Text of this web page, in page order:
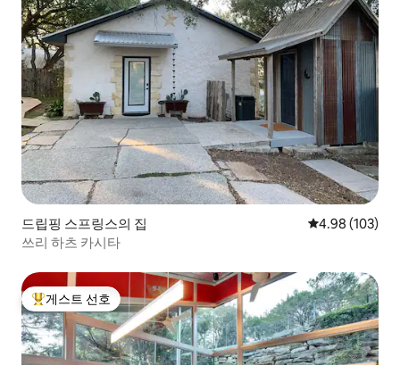
드립핑 스프링스의 집 평점 4.98점(5
4.98 (103)
쓰리 하츠 카시타
상위 게스트 선호
게스트 선호